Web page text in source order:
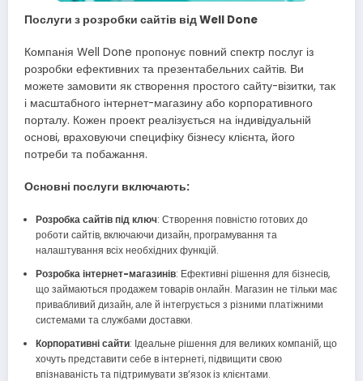
Послуги з розробки сайтів від Well Done
Компанія Well Done пропонує повний спектр послуг із
розробки ефективних та презентабельних сайтів. Ви
можете замовити як створення простого сайту-візитки, так
і масштабного інтернет-магазину або корпоративного
порталу. Кожен проект реалізується на індивідуальній
основі, враховуючи специфіку бізнесу клієнта, його
потреби та побажання.
Основні послуги включають:
Розробка сайтів під ключ: Створення повністю готових до
роботи сайтів, включаючи дизайн, програмування та
налаштування всіх необхідних функцій.
Розробка інтернет-магазинів: Ефективні рішення для бізнесів,
що займаються продажем товарів онлайн. Магазин не тільки має
привабливий дизайн, але й інтегрується з різними платіжними
системами та службами доставки.
Корпоративні сайти: Ідеальне рішення для великих компаній, що
хочуть представити себе в інтернеті, підвищити свою
впізнаваність та підтримувати зв’язок із клієнтами.